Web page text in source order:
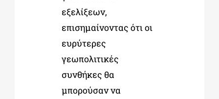
εξελίξεων,
επισημαίνοντας ότι οι
ευρύτερες
γεωπολιτικές
συνθήκες θα
μπορούσαν να